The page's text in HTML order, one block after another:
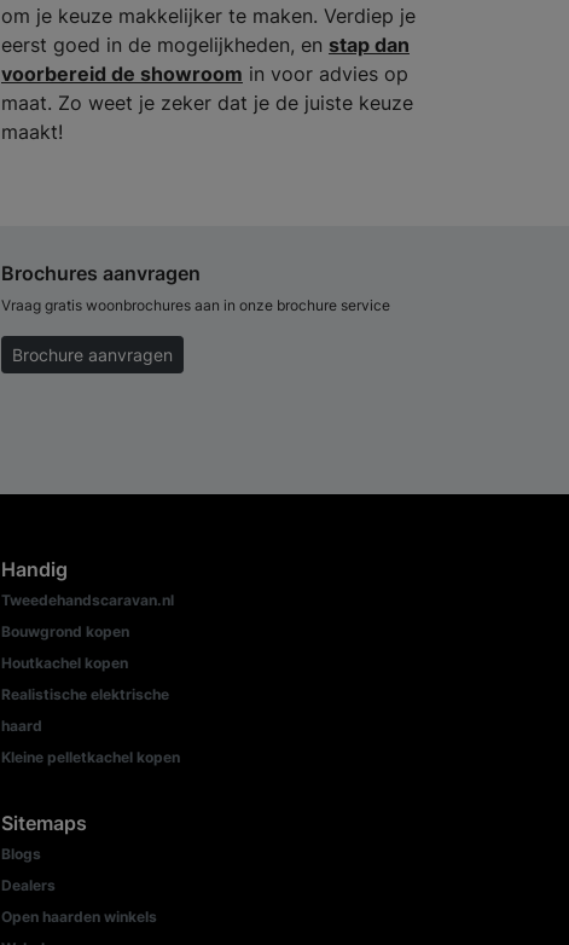
om je keuze makkelijker te maken. Verdiep je
eerst goed in de mogelijkheden, en stap dan
voorbereid de showroom in voor advies op
maat. Zo weet je zeker dat je de juiste keuze
maakt!
Brochures aanvragen
Vraag gratis woonbrochures aan in onze brochure service
Brochure aanvragen
Handig
Tweedehandscaravan.nl
Bouwgrond kopen
Houtkachel kopen
Realistische elektrische
haard
Kleine pelletkachel kopen
Sitemaps
Blogs
Dealers
Open haarden winkels